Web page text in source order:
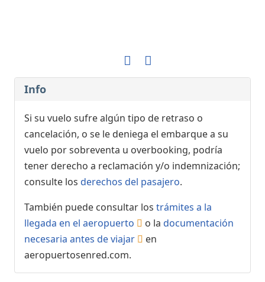
Info
Si su vuelo sufre algún tipo de retraso o
cancelación, o se le deniega el embarque a su
vuelo por sobreventa u overbooking, podría
tener derecho a reclamación y/o indemnización;
consulte los derechos del pasajero.
También puede consultar los trámites a la
llegada en el aeropuerto
o la documentación
necesaria antes de viajar
en
aeropuertosenred.com.